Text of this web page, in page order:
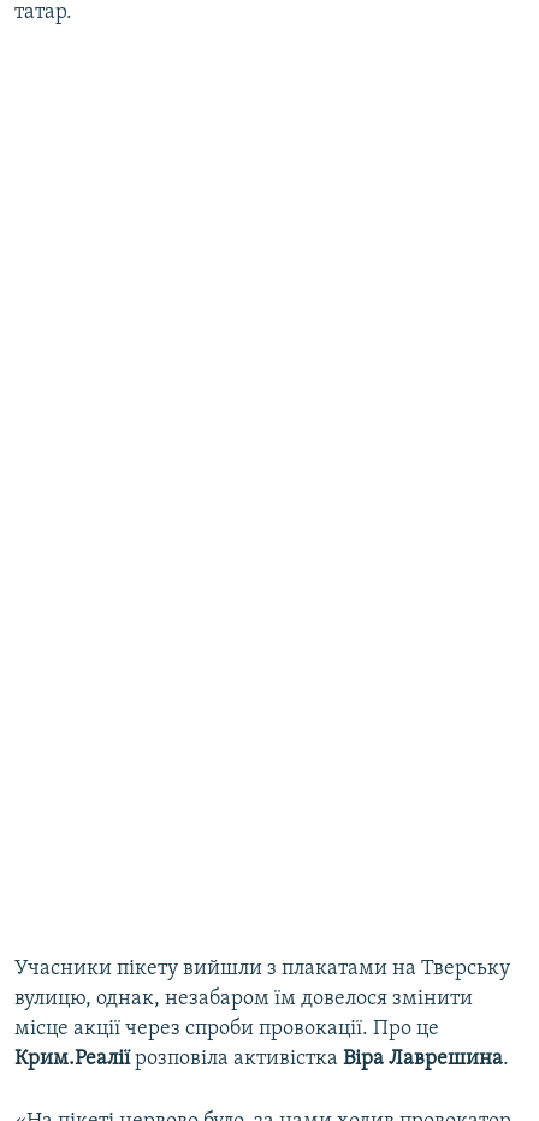
татар.
Учасники пікету вийшли з плакатами на Тверську
вулицю, однак, незабаром їм довелося змінити
місце акції через спроби провокації. Про це
Крим.Реаліїрозповіла активістка Віра Лаврешина.